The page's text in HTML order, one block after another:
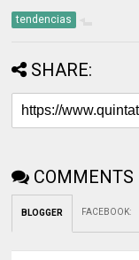
tendencias
SHARE:
COMMENTS
BLOGGER FACEBOOK: